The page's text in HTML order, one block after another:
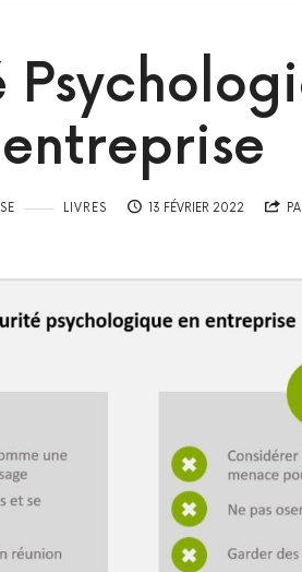
entreprise
LIVRES 13 FÉVRIER 2022